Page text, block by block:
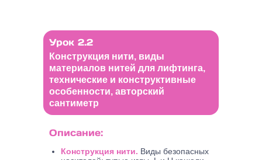
Урок 2.2
Описание:
Конструкция нити, виды
материалов нитей для лифтинга,
технические и конструктивные
особенности, авторский
сантиметр
Конструкция нити. Виды безопасных